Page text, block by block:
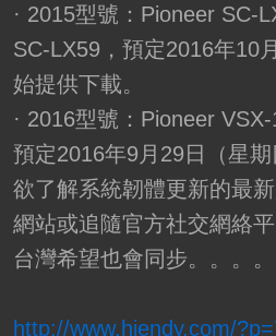
· 2015型號：Pioneer SC-
SC-LX59，預定2016年10
始提供下載。
· 2016型號：Pioneer VSX-
預定2016年9月29日（星期
欲了解系統韌體更新的最
網站或追隨官方社交網絡平
台灣希望也會同步。。。。
http://www.hiendy.com/